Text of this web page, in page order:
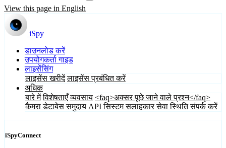
View this page in English
iSpy
डाउनलोड करें
उपयोगकर्ता गाइड
लाइसेंसिंग
लाइसेंस खरीदें लाइसेंस प्रबंधित करें
अधिक
बारे में विशेषताएँ व्यवसाय <faq>अक्सर पूछे जाने वाले प्रश्न</faq>
कैमरा डेटाबेस समुदाय API सिस्टम सलाहकार सेवा स्थिति संपर्क करें
iSpyConnect